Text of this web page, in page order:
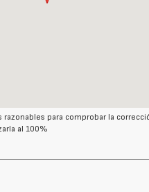
para comprobar la
al 100%